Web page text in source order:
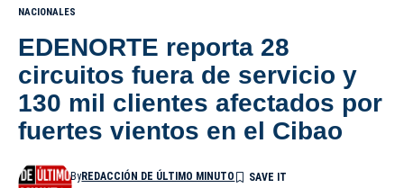
NACIONALES
EDENORTE reporta 28
circuitos fuera de servicio y
130 mil clientes afectados por
fuertes vientos en el Cibao
ByREDACCIÓN DE ÚLTIMO MINUTO